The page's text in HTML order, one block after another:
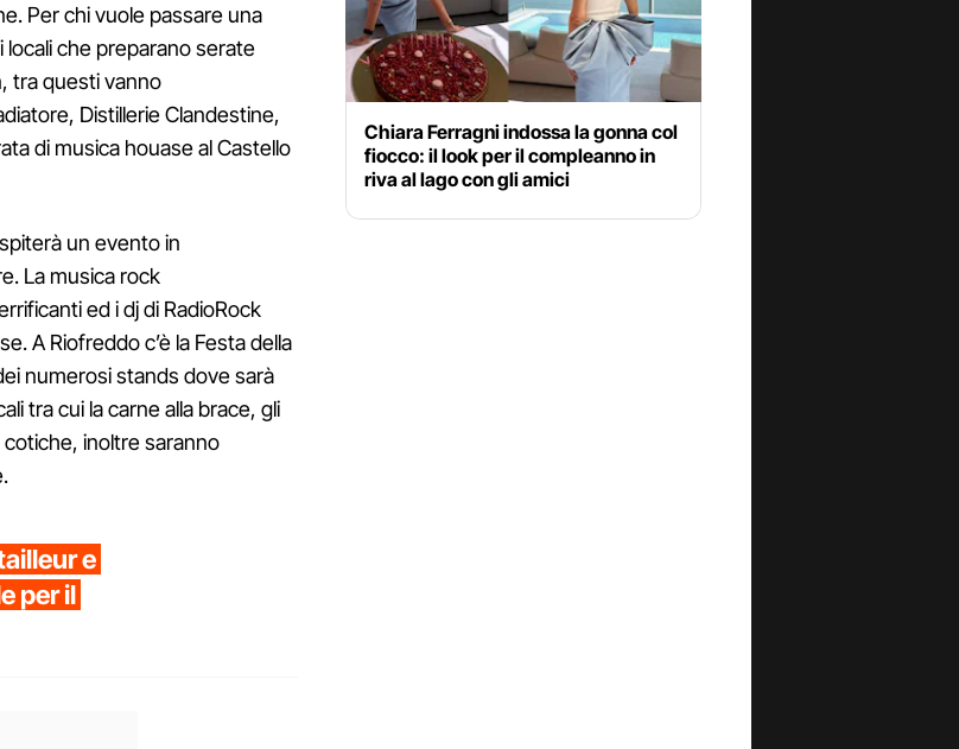
Per chi vuole passare una
che preparano serate
tra questi vanno
Distillerie Clandestine,
di musica houase al Castello
un evento in
La musica rock
ed i dj di RadioRock
A Riofreddo c’è la Festa della
numerosi stands dove sarà
tra cui la carne alla brace, gli
cotiche, inoltre saranno
e
per il
Chiara Ferragni indossa la gonna col
fiocco: il look per il compleanno in
riva al lago con gli amici